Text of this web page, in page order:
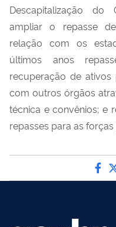
Descapitalização do
ampliar o repasse
relação com os
últimos anos
recuperação de ativos
com outros órgãos
técnica e convênios; e
repasses para as forças